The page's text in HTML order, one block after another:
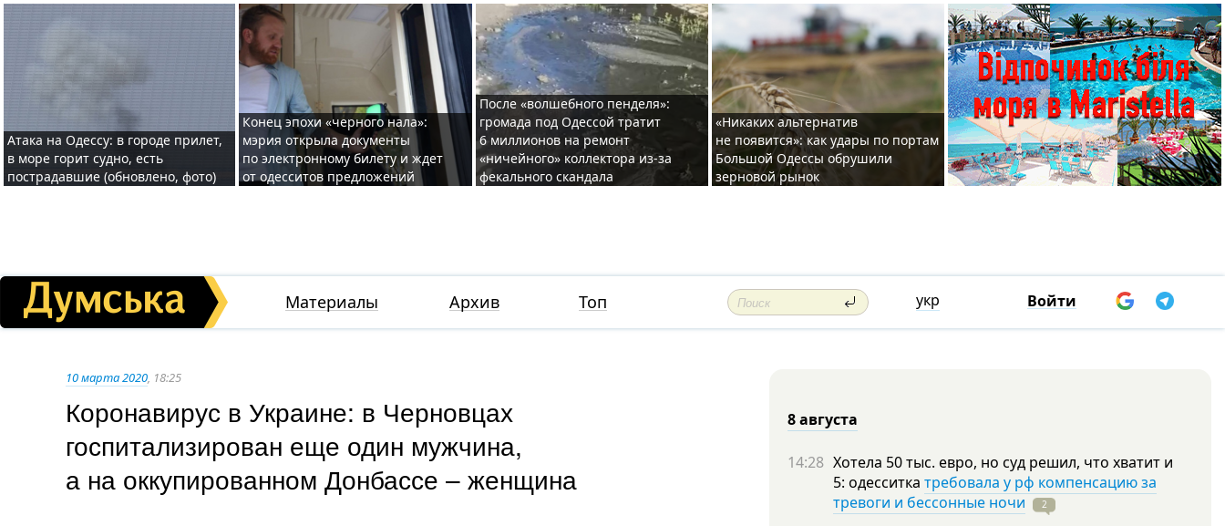
Атака на Одессу: в городе прилет,
в море горит судно, есть
пострадавшие (обновлено, фото)
Конец эпохи «черного нала»:
мэрия открыла документы
по электронному билету и ждет
от одесситов предложений
После «волшебного пенделя»:
громада под Одессой тратит
6 миллионов на ремонт
«ничейного» коллектора из-за
фекального скандала
«Никаких альтернатив
не появится»: как удары по портам
Большой Одессы обрушили
зерновой рынок
Материалы Архив Топ укр Войти
10 марта 2020, 18:25
Коронавирус в Украине: в Черновцах
госпитализирован еще один мужчина,
а на оккупированном Донбассе – женщина
8 августа
14:28 Хотела 50 тыс. евро, но суд решил, что хватит и
5: одесситка требовала у рф компенсацию за
тревоги и бессонные ночи
2